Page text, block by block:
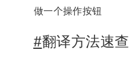
做一个操作按钮
#翻译方法速查